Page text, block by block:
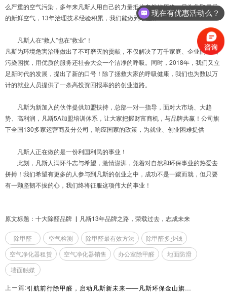
么严重的空气污染，多年来凡斯人用自己的力量抵抗自然的压迫，只为争取最后
的新鲜空气，13年治理技术经验积累，我们能做到零差评！
凡斯人在“救人”也在“救业”！
凡斯为环境危害治理做出了不可磨灭的贡献，不仅解决了万千家庭、企业的空气
污染困扰，用优质的服务还社会大众一个洁净的呼吸。同时，2018年，我们又立
足新时代的发展，提出了新的口号！除了拯救大家的呼吸健康，我们也为数以万
计的就业人员提供了一条高投资回报率的的创业道路。
凡斯为新加入的伙伴提供加盟扶持，总部一对一指导，面对大市场、大趋
势、高利润，凡斯5A加盟培训体系，让大家把握财富商机，与品牌共赢！公司旗
下全国130多家运营商及分公司，响应国家的政策，为就业、创业困难提供
凡斯人正在做的是一份利国利民的事业！
此刻，凡斯人满怀斗志与希望，激情澎湃，凭着对自然和环保事业的热爱去
拼搏！我们希望有更多的人参与到凡斯的创业之中，成功不是一蹴而就，但只要
有一颗坚韧不拔的心，我们终将征服这项伟大的事业！
原文标题：十大除醛品牌 ▏凡斯13年品牌之路，荣载过去，志成未来
除甲醛 空气检测 除甲醛最有效方法
除甲醛多少钱
空气净化器租赁
空气净化器销售 办公室除甲醛
地面防滑
墙面触媒
上ー篇: 引航前行除甲醛，启动凡斯新未来——凡斯环保金山旗舰店盛大开业
现在有优惠活动么？